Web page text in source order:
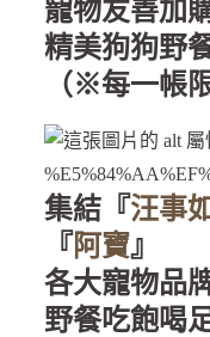
寵物友善加
精美狗狗野
（※每一帳
集結『汪事
『阿寶』
各大寵物品
野餐吃飽喝